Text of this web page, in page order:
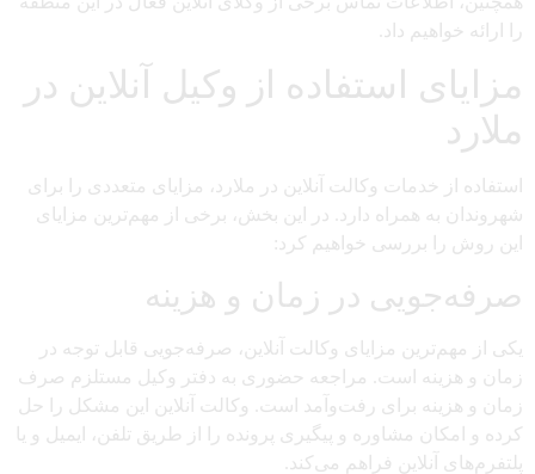
را ارائه خواهیم داد.
مزایای استفاده از وکیل آنلاین در
ملارد
استفاده از خدمات وکالت آنلاین در ملارد، مزایای متعددی را برای
شهروندان به همراه دارد. در این بخش، برخی از مهم‌ترین مزایای
این روش را بررسی خواهیم کرد:
صرفه‌جویی در زمان و هزینه
یکی از مهم‌ترین مزایای وکالت آنلاین، صرفه‌جویی قابل توجه در
زمان و هزینه است. مراجعه حضوری به دفتر وکیل مستلزم صرف
زمان و هزینه برای رفت‌وآمد است. وکالت آنلاین این مشکل را حل
کرده و امکان مشاوره و پیگیری پرونده را از طریق تلفن، ایمیل و یا
پلتفرم‌های آنلاین فراهم می‌کند.